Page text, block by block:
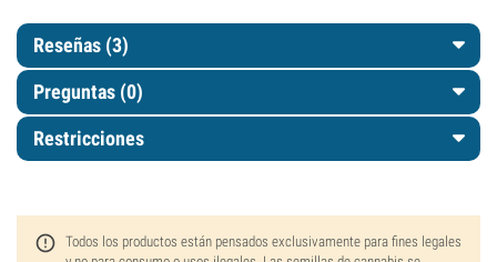
Reseñas (3)
Preguntas (0)
Restricciones
Todos los productos están pensados exclusivamente para fines legales